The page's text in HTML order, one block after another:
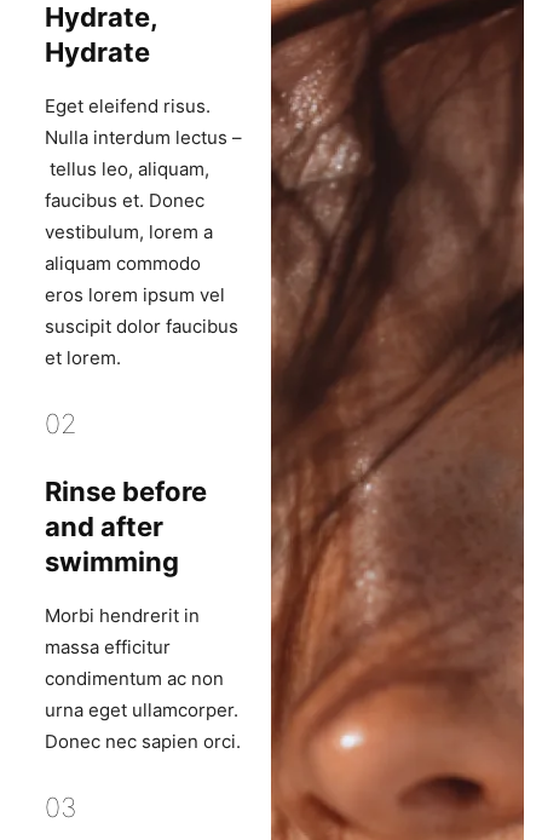
Hydrate,
Hydrate
Eget eleifend risus.
Nulla interdum lectus –
tellus leo, aliquam,
faucibus et. Donec
vestibulum, lorem a
aliquam commodo
eros lorem ipsum vel
suscipit dolor faucibus
et lorem.
02
Rinse before
and after
swimming
Morbi hendrerit in
massa efficitur
condimentum ac non
urna eget ullamcorper.
Donec nec sapien orci.
03